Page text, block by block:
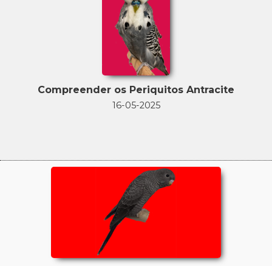
Compreender os Periquitos Antracite
16-05-2025